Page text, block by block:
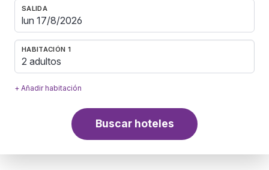
SALIDA
HABITACIÓN 1
2 adultos
+ Añadir habitación
Buscar hoteles